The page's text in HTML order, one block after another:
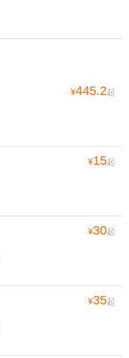
¥445.2起
¥15起
¥30起
¥35起